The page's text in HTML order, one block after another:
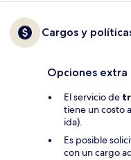
Cargos y
Opciones extra
El servicio de
tiene un costo
ida).
Es posible
con un cargo